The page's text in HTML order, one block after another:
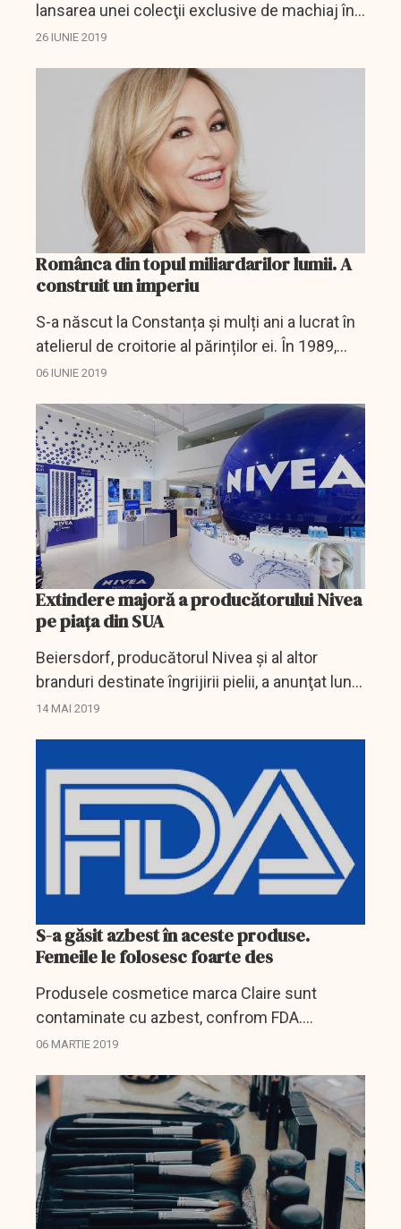
lansarea unei colecţii exclusive de machiaj în
colaborare cu Karl Lagerfeld, care a fost
de moartea sa...
26 IUNIE 2019
Românca din topul miliardarilor lumii. A
construit un imperiu
S-a născut la Constanța și mulți ani a lucrat în
atelierul de croitorie al părinților ei. În 1989,
Anastasia Soare s-a mutat la Los Angeles, iar
06 IUNIE 2019
Extindere majoră a producătorului Nivea
pe piața din SUA
Beiersdorf, producătorul Nivea şi al altor
branduri destinate îngrijirii pielii, a anunţat luni
achiziţionarea brandului Coppertone contra
14 MAI 2019
S-a găsit azbest în aceste produse.
Femeile le folosesc foarte des
Produsele cosmetice marca Claire sunt
contaminate cu azbest, confrom FDA.
Subsanța toxică a fost găsită în mai mute
lucru.
06 MARTIE 2019